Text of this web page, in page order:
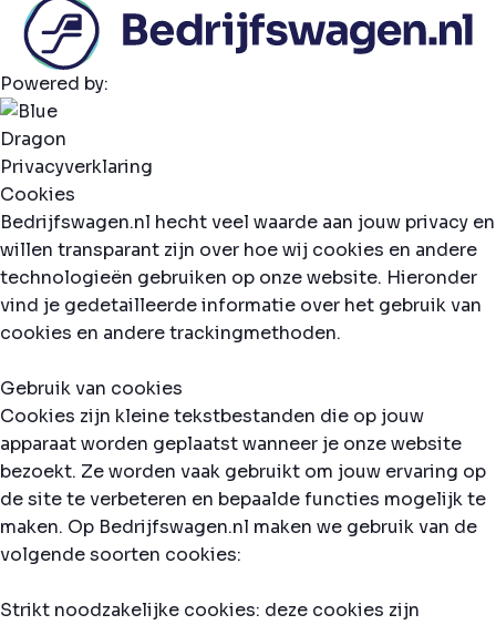
Powered by:
Privacyverklaring
Cookies
Bedrijfswagen.nl hecht veel waarde aan jouw privacy en
willen transparant zijn over hoe wij cookies en andere
technologieën gebruiken op onze website. Hieronder
vind je gedetailleerde informatie over het gebruik van
cookies en andere trackingmethoden.
Gebruik van cookies
Cookies zijn kleine tekstbestanden die op jouw
apparaat worden geplaatst wanneer je onze website
bezoekt. Ze worden vaak gebruikt om jouw ervaring op
de site te verbeteren en bepaalde functies mogelijk te
maken. Op Bedrijfswagen.nl maken we gebruik van de
volgende soorten cookies:
Strikt noodzakelijke cookies: deze cookies zijn